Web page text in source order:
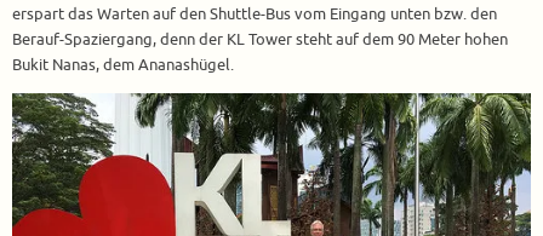
erspart das Warten auf den Shuttle-Bus vom Eingang unten bzw. den
Berauf-Spaziergang, denn der KL Tower steht auf dem 90 Meter hohen
Bukit Nanas, dem Ananashügel.